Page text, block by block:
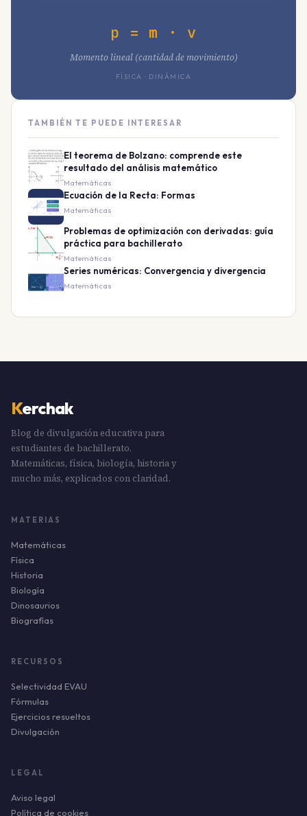
p = m · v
Momento lineal (cantidad de movimiento)
FÍSICA · DINÁMICA
TAMBIÉN TE PUEDE INTERESAR
El teorema de Bolzano: comprende este
resultado del análisis matemático
Matemáticas
Ecuación de la Recta: Formas
Matemáticas
Problemas de optimización con derivadas: guía
práctica para bachillerato
Matemáticas
Series numéricas: Convergencia y divergencia
Matemáticas
Kerchak
Blog de divulgación educativa para
estudiantes de bachillerato.
Matemáticas, física, biología, historia y
mucho más, explicados con claridad.
MATERIAS
Matemáticas
Física
Historia
Biología
Dinosaurios
Biografías
RECURSOS
Selectividad EVAU
Fórmulas
Ejercicios resueltos
Divulgación
LEGAL
Aviso legal
Política de cookies